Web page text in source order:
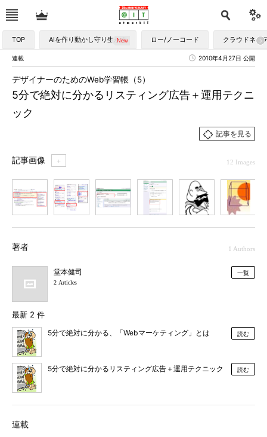
TOP AIを作り動かし守り生かす ロー/ノーコード クラウドネイ
連載 2010年4月27日 公開
5分で絶対に分かるリスティング広告＋運用テクニ
ック
デザイナーのためのWeb学習帳（5）
記事を見る
記事画像 ＋ 12 Images
著者 1 Authors
堂本健司
2 Articles
一覧
最新 2 件
5分で絶対に分かる、「Webマーケティング」とは 読む
5分で絶対に分かるリスティング広告＋運用テクニック 読む
連載